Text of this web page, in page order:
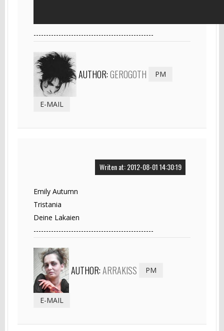
------------------------------------------------
AUTHOR:GEROGOTH PM
E-MAIL
Writen at: 2012-08-01 14:30:19
Emily Autumn
Tristania
Deine Lakaien
------------------------------------------------
AUTHOR:ARRAKISS PM
E-MAIL